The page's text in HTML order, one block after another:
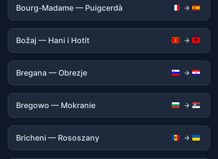
Bourg-Madame — Puigcerdà
Božaj — Hani i Hotit
Bregana — Obrezje
Bregowo — Mokranie
Bricheni — Rososzany